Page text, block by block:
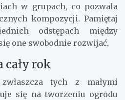
w grupach, co pozwala
kompozycji. Pamiętaj
odstępach między
one swobodnie rozwijać.
cały rok
tych z małymi
się na tworzeniu ogrodu